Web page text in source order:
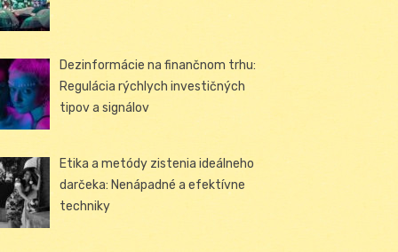
Dezinformácie na finančnom trhu:
Regulácia rýchlych investičných
tipov a signálov
Etika a metódy zistenia ideálneho
darčeka: Nenápadné a efektívne
techniky